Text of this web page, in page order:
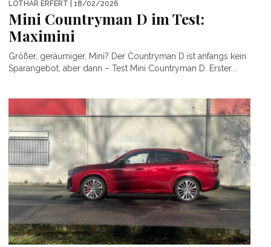
LOTHAR ERFERT | 18/02/2026
Mini Countryman D im Test:
Maximini
Größer, geräumiger, Mini? Der Countryman D ist anfangs kein
Sparangebot, aber dann – Test Mini Countryman D. Erster...